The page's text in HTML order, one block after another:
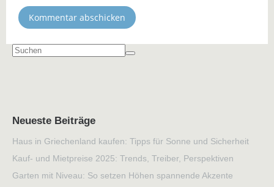
Neueste Beiträge
Haus in Griechenland kaufen: Tipps für Sonne und Sicherheit
Kauf- und Mietpreise 2025: Trends, Treiber, Perspektiven
Garten mit Niveau: So setzen Höhen spannende Akzente